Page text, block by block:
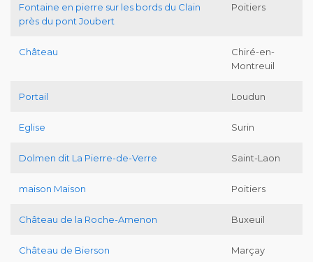
Fontaine en pierre sur les bords du Clain
près du pont Joubert
Poitiers
Château
Chiré-en-
Montreuil
Portail Loudun
Eglise Surin
Dolmen dit La Pierre-de-Verre Saint-Laon
maison Maison Poitiers
Château de la Roche-Amenon Buxeuil
Château de Bierson Marçay